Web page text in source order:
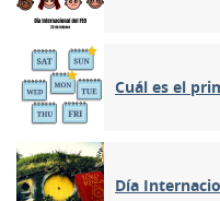
Cuál es el
Día